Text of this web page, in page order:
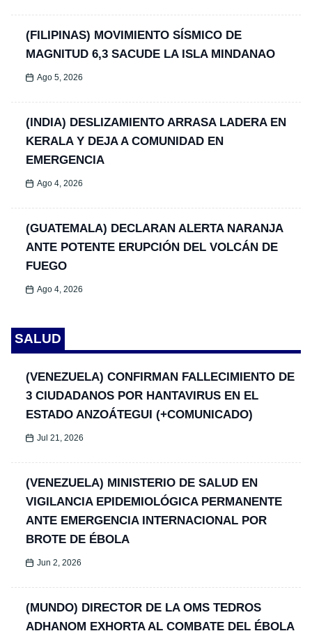
(FILIPINAS) MOVIMIENTO SÍSMICO DE
MAGNITUD 6,3 SACUDE LA ISLA MINDANAO
Ago 5, 2026
(INDIA) DESLIZAMIENTO ARRASA LADERA EN
KERALA Y DEJA A COMUNIDAD EN
EMERGENCIA
Ago 4, 2026
(GUATEMALA) DECLARAN ALERTA NARANJA
ANTE POTENTE ERUPCIÓN DEL VOLCÁN DE
FUEGO
Ago 4, 2026
SALUD
(VENEZUELA) CONFIRMAN FALLECIMIENTO DE
3 CIUDADANOS POR HANTAVIRUS EN EL
ESTADO ANZOÁTEGUI (+COMUNICADO)
Jul 21, 2026
(VENEZUELA) MINISTERIO DE SALUD EN
VIGILANCIA EPIDEMIOLÓGICA PERMANENTE
ANTE EMERGENCIA INTERNACIONAL POR
BROTE DE ÉBOLA
Jun 2, 2026
(MUNDO) DIRECTOR DE LA OMS TEDROS
ADHANOM EXHORTA AL COMBATE DEL ÉBOLA